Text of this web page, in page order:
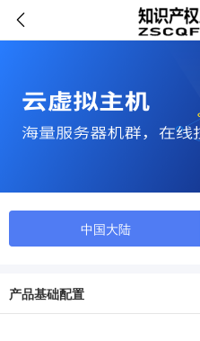
中国大陆
产品基础配置